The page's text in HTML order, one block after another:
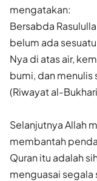
mengatakan:
Bersabda
belum ada
Nya di atas air,
bumi, dan menulis
(Riwayat al-
Selanjutnya Allah
membantah
Quran itu adalah
menguasai segala